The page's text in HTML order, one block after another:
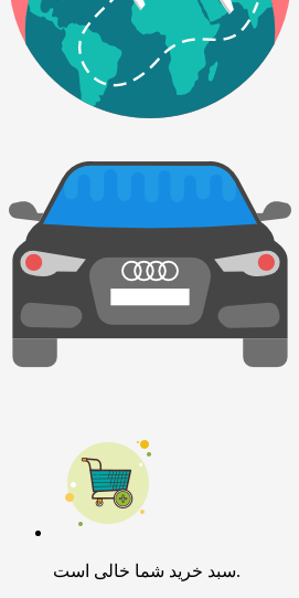
سبد خرید شما خالی است.